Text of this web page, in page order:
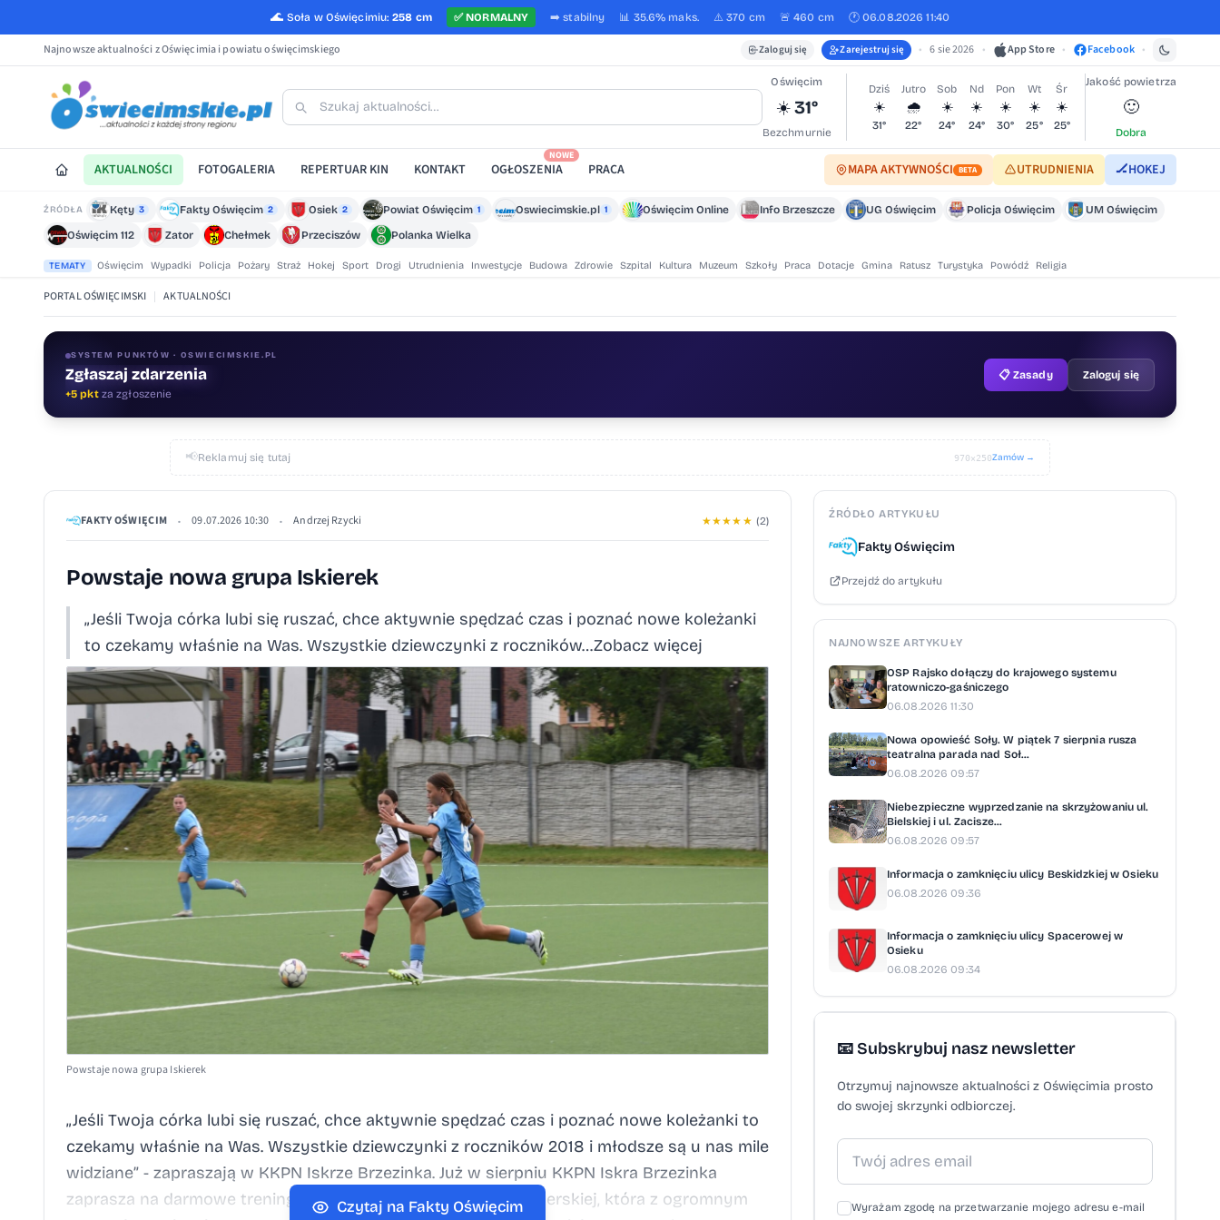
🌊 Soła w Oświęcimiu: 258 cm ✅NORMALNY ➡️stabilny 📊 35.6% maks. ⚠️ 370 cm 🚨 460 cm 🕐 06.08.2026 11:40
Najnowsze aktualności z Oświęcimia i powiatu oświęcimskiego Zaloguj się Zarejestruj się • 6 sie 2026 • App Store • Facebook •
Oświęcim
☀️31°
Bezchmurnie
Dziś
☀️
31°
Jutro
🌧️
22°
Sob
☀️
24°
Nd
☀️
24°
Pon
☀️
30°
Wt
☀️
25°
Śr
☀️
25°
Jakość powietrza
🙂
Dobra
AKTUALNOŚCI FOTOGALERIA REPERTUAR KIN KONTAKT OGŁOSZENIA
NOWE
PRACA MAPA AKTYWNOŚCI BETA UTRUDNIENIA 🏒HOKEJ
ŹRÓDŁA Kęty 3 Fakty Oświęcim 2 Osiek 2 Powiat Oświęcim 1 Oswiecimskie.pl 1 Oświęcim Online Info Brzeszcze UG Oświęcim Policja Oświęcim
UM Oświęcim
Oświęcim 112
Zator Chełmek Przeciszów Polanka Wielka
TEMATY Oświęcim Wypadki Policja Pożary Straż Hokej Sport Drogi Utrudnienia Inwestycje Budowa Zdrowie Szpital Kultura Muzeum Szkoły Praca Dotacje Gmina Ratusz Turystyka Powódź Religia
PORTAL OŚWIĘCIMSKI | AKTUALNOŚCI
SYSTEM PUNKTÓW · OSWIECIMSKIE.PL
Zgłaszaj zdarzenia
+5 pkt za zgłoszenie
Oceniaj treści
+1 pktza ocenę
📋 Zasady Zaloguj się
📢Reklamuj się tutaj 970×250Zamów →
FAKTY OŚWIĘCIM • 09.07.2026 10:30 • Andrzej Rzycki ★★★★ ★ (2)
Powstaje nowa grupa Iskierek
„Jeśli Twoja córka lubi się ruszać, chce aktywnie spędzać czas i poznać nowe koleżanki
to czekamy właśnie na Was. Wszystkie dziewczynki z roczników…Zobacz więcej
Powstaje nowa grupa Iskierek
„Jeśli Twoja córka lubi się ruszać, chce aktywnie spędzać czas i poznać nowe koleżanki to
czekamy właśnie na Was. Wszystkie dziewczynki z roczników 2018 i młodsze są u nas mile
widziane” - zapraszają w KKPN Iskrze Brzezinka. Już w sierpniu KKPN Iskra Brzezinka
zaprasza na darmowe treningi pod okiem fachowej kadry trenerskiej, która z ogromnym
Czytaj na Fakty Oświęcim
ŹRÓDŁO ARTYKUŁU
Fakty Oświęcim
Przejdź do artykułu
NAJNOWSZE ARTYKUŁY
OSP Rajsko dołączy do krajowego systemu
ratowniczo-gaśniczego
06.08.2026 11:30
Nowa opowieść Soły. W piątek 7 sierpnia rusza
teatralna parada nad Soł...
06.08.2026 09:57
Niebezpieczne wyprzedzanie na skrzyżowaniu ul.
Bielskiej i ul. Zacisze...
06.08.2026 09:57
Informacja o zamknięciu ulicy Beskidzkiej w Osieku
06.08.2026 09:36
Informacja o zamknięciu ulicy Spacerowej w
Osieku
06.08.2026 09:34
📧 Subskrybuj nasz newsletter
Otrzymuj najnowsze aktualności z Oświęcimia prosto
do swojej skrzynki odbiorczej.
Wyrażam zgodę na przetwarzanie mojego adresu e-mail